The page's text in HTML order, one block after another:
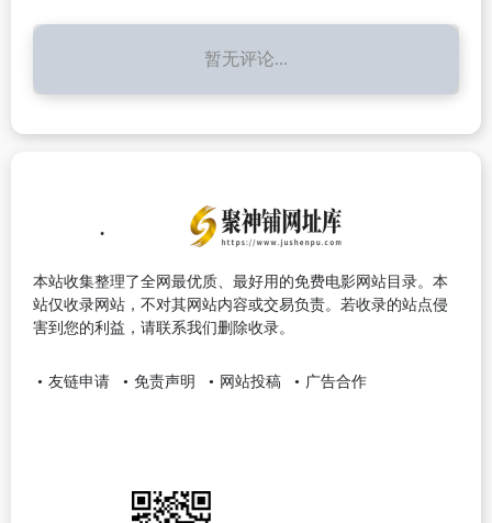
暂无评论...
本站收集整理了全网最优质、最好用的免费电影网站目录。本
站仅收录网站，不对其网站内容或交易负责。若收录的站点侵
害到您的利益，请联系我们删除收录。
友链申请 免责声明 网站投稿 广告合作